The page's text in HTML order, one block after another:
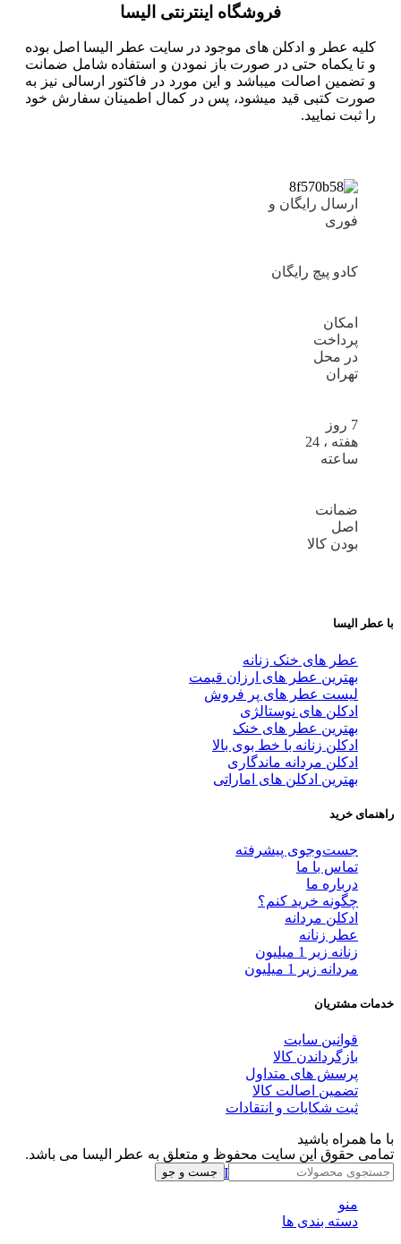
فروشگاه اینترنتی الیسا
کلیه عطر و ادکلن های موجود در سایت عطر الیسا اصل بوده
و تا یکماه حتی در صورت باز نمودن و استفاده شامل ضمانت
و تضمین اصالت میباشد و این مورد در فاکتور ارسالی نیز به
صورت کتبی قید میشود، پس در کمال اطمینان سفارش خود
را ثبت نمایید.
ارسال رایگان و
فوری
کادو پیچ رایگان
امکان
پرداخت
در محل
تهران
7 روز
هفته ، 24
ساعته
ضمانت
اصل
بودن کالا
با عطر الیسا
عطر های خنک زنانه
بهترین عطر های ارزان قیمت
لیست عطر های پر فروش
ادکلن های نوستالژی
بهترین عطر های خنک
ادکلن زنانه با خط بوی بالا
ادکلن مردانه ماندگاری
بهترین ادکلن های اماراتی
راهنمای خرید
جست‌وجوی پیشرفته
تماس با ما
درباره ما
چگونه خرید کنم؟
ادکلن مردانه
عطر زنانه
زنانه زیر 1 میلیون
مردانه زیر 1 میلیون
خدمات مشتریان
قوانین سایت
بازگرداندن کالا
پرسش های متداول
تضمین اصالت کالا
ثبت شکایات و انتقادات
با ما همراه باشید
Telegram Whatsapp Instagram
تمامی حقوق این سایت محفوظ و متعلق به عطر الیسا می باشد.
جست و جو
منو
دسته بندی ها